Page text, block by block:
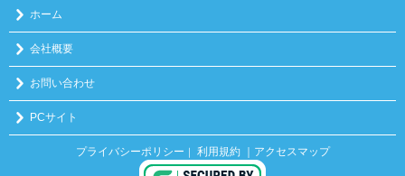
ホーム
会社概要
お問い合わせ
PCサイト
プライバシーポリシー ｜ 利用規約 ｜アクセスマップ